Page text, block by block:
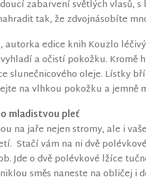
zabarvení světlých vlasů,
tak, že zdvojnásobíte
autorka edice knih Kouzlo
a očistí pokožku. Kromě
slunečnicového oleje. Lístky
na vlhkou pokožku a jemně
mladistvou pleť
na jaře nejen stromy, ale i
Stačí vám na ni dvě
Jde o dvě polévkové lžíce
směs naneste na obličej i